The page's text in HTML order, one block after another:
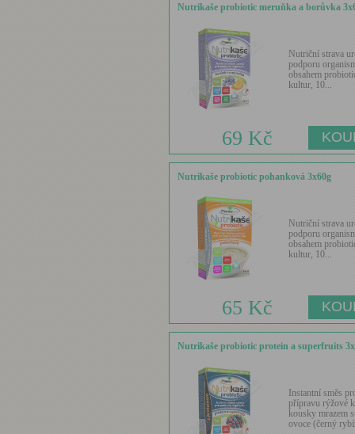
Nutrikaše probiotic meruňka a borůvka
Nutriční strava
podporu
obsahem
kultur, 10...
69 Kč
Nutrikaše probiotic pohanková 3x60g
Nutriční strava
podporu
obsahem
kultur, 10...
65 Kč
Nutrikaše probiotic protein a superfruits
Instantní směs
přípravu rýžové
kousky mrazem
ovoce (černý